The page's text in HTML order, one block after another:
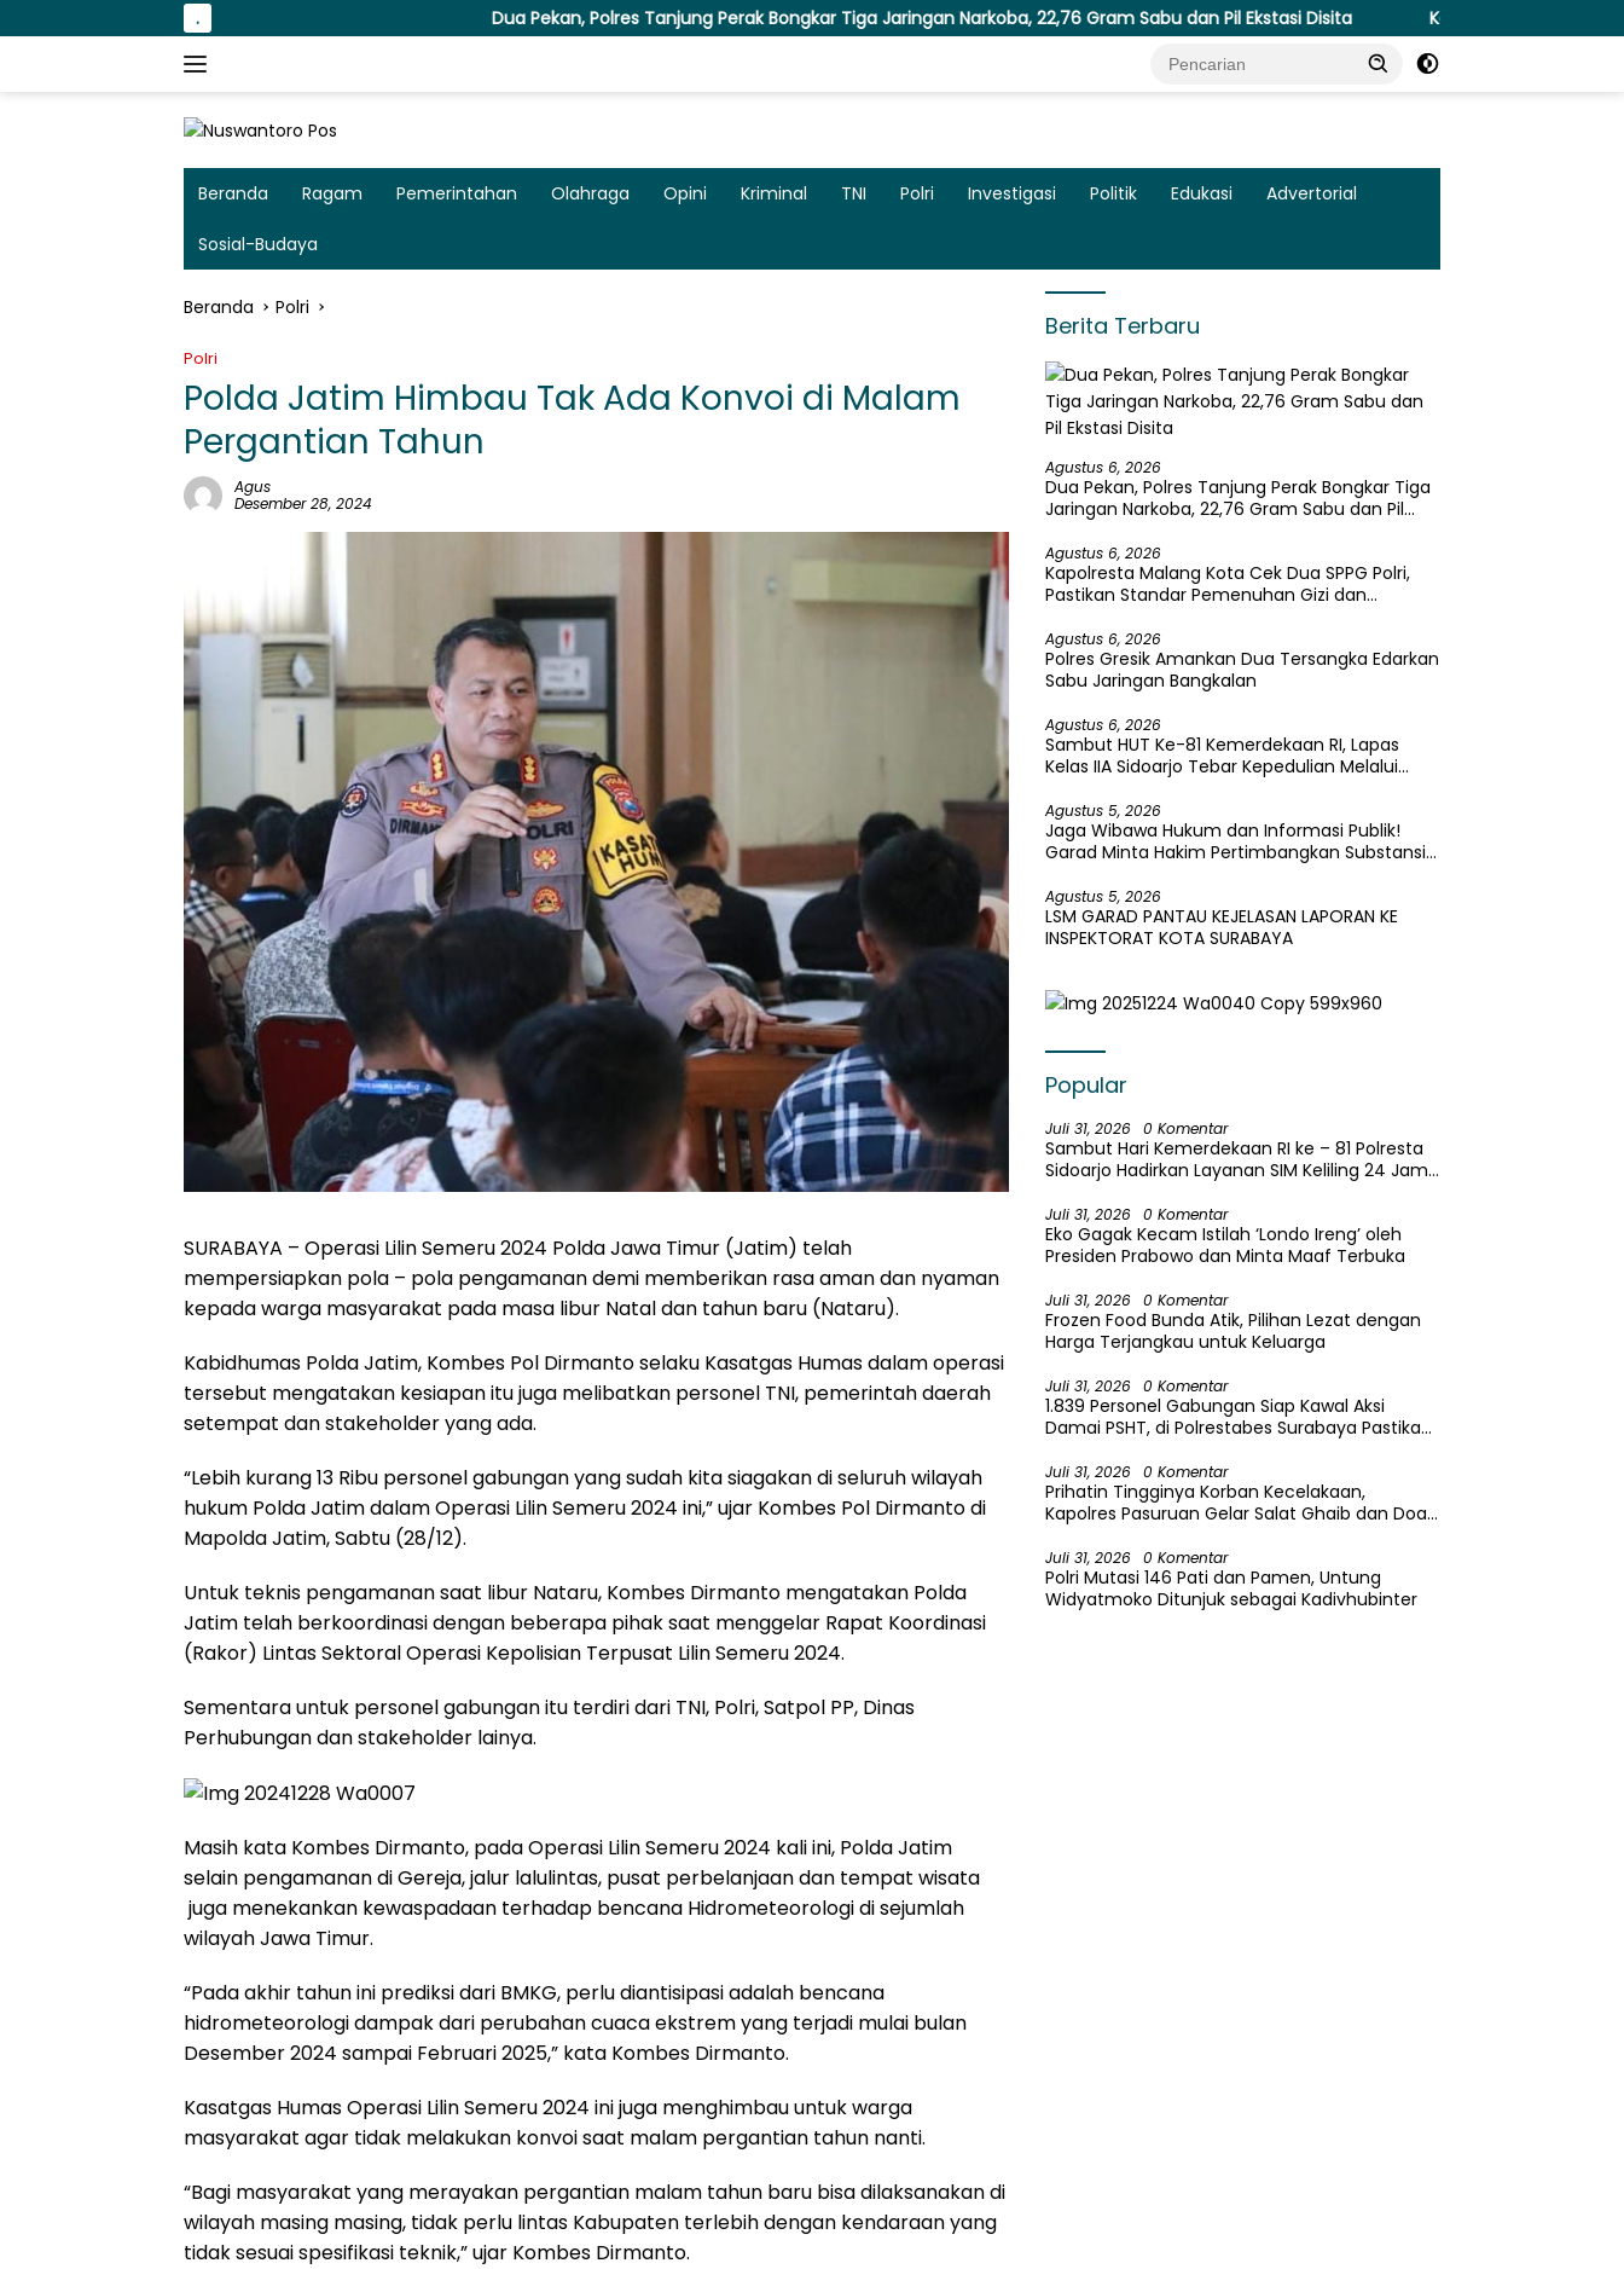
ke
. Dua Pekan, Polres Tanjung Perak Bongkar Tiga Jaringan Narkoba, 22,76 Gram Sabu dan Pil Ekstasi Disita Kapolresta Malang Kota Cek Dua
Beranda Ragam Pemerintahan Olahraga Opini Kriminal TNI Polri Investigasi Politik Edukasi Advertorial
Sosial-Budaya
Beranda Polri
Polri
Polda Jatim Himbau Tak Ada Konvoi di Malam
Pergantian Tahun
Agus
Desember 28, 2024
SURABAYA – Operasi Lilin Semeru 2024 Polda Jawa Timur (Jatim) telah
mempersiapkan pola – pola pengamanan demi memberikan rasa aman dan nyaman
kepada warga masyarakat pada masa libur Natal dan tahun baru (Nataru).
Kabidhumas Polda Jatim, Kombes Pol Dirmanto selaku Kasatgas Humas dalam operasi
tersebut mengatakan kesiapan itu juga melibatkan personel TNI, pemerintah daerah
setempat dan stakeholder yang ada.
“Lebih kurang 13 Ribu personel gabungan yang sudah kita siagakan di seluruh wilayah
hukum Polda Jatim dalam Operasi Lilin Semeru 2024 ini,” ujar Kombes Pol Dirmanto di
Mapolda Jatim, Sabtu (28/12).
Untuk teknis pengamanan saat libur Nataru, Kombes Dirmanto mengatakan Polda
Jatim telah berkoordinasi dengan beberapa pihak saat menggelar Rapat Koordinasi
(Rakor) Lintas Sektoral Operasi Kepolisian Terpusat Lilin Semeru 2024.
Sementara untuk personel gabungan itu terdiri dari TNI, Polri, Satpol PP, Dinas
Perhubungan dan stakeholder lainya.
Masih kata Kombes Dirmanto, pada Operasi Lilin Semeru 2024 kali ini, Polda Jatim
selain pengamanan di Gereja, jalur lalulintas, pusat perbelanjaan dan tempat wisata
juga menekankan kewaspadaan terhadap bencana Hidrometeorologi di sejumlah
wilayah Jawa Timur.
“Pada akhir tahun ini prediksi dari BMKG, perlu diantisipasi adalah bencana
hidrometeorologi dampak dari perubahan cuaca ekstrem yang terjadi mulai bulan
Desember 2024 sampai Februari 2025,” kata Kombes Dirmanto.
Kasatgas Humas Operasi Lilin Semeru 2024 ini juga menghimbau untuk warga
masyarakat agar tidak melakukan konvoi saat malam pergantian tahun nanti.
“Bagi masyarakat yang merayakan pergantian malam tahun baru bisa dilaksanakan di
wilayah masing masing, tidak perlu lintas Kabupaten terlebih dengan kendaraan yang
tidak sesuai spesifikasi teknik,” ujar Kombes Dirmanto.
Berita Terbaru
Agustus 6, 2026
Dua Pekan, Polres Tanjung Perak Bongkar Tiga
Jaringan Narkoba, 22,76 Gram Sabu dan Pil
Agustus 6, 2026
Kapolresta Malang Kota Cek Dua SPPG Polri,
Pastikan Standar Pemenuhan Gizi dan
Agustus 6, 2026
Polres Gresik Amankan Dua Tersangka Edarkan
Sabu Jaringan Bangkalan
Agustus 6, 2026
Sambut HUT Ke-81 Kemerdekaan RI, Lapas
Kelas IIA Sidoarjo Tebar Kepedulian Melalui
Agustus 5, 2026
Jaga Wibawa Hukum dan Informasi Publik!
Garad Minta Hakim Pertimbangkan Substansi
Agustus 5, 2026
LSM GARAD PANTAU KEJELASAN LAPORAN KE
INSPEKTORAT KOTA SURABAYA
Popular
Juli 31, 2026 0 Komentar
Sambut Hari Kemerdekaan RI ke – 81 Polresta
Sidoarjo Hadirkan Layanan SIM Keliling 24 Jam
Juli 31, 2026 0 Komentar
Eko Gagak Kecam Istilah ‘Londo Ireng’ oleh
Presiden Prabowo dan Minta Maaf Terbuka
Juli 31, 2026 0 Komentar
Frozen Food Bunda Atik, Pilihan Lezat dengan
Harga Terjangkau untuk Keluarga
Juli 31, 2026 0 Komentar
1.839 Personel Gabungan Siap Kawal Aksi
Damai PSHT, di Polrestabes Surabaya Pastikan
Juli 31, 2026 0 Komentar
Prihatin Tingginya Korban Kecelakaan,
Kapolres Pasuruan Gelar Salat Ghaib dan Doa
Juli 31, 2026 0 Komentar
Polri Mutasi 146 Pati dan Pamen, Untung
Widyatmoko Ditunjuk sebagai Kadivhubinter